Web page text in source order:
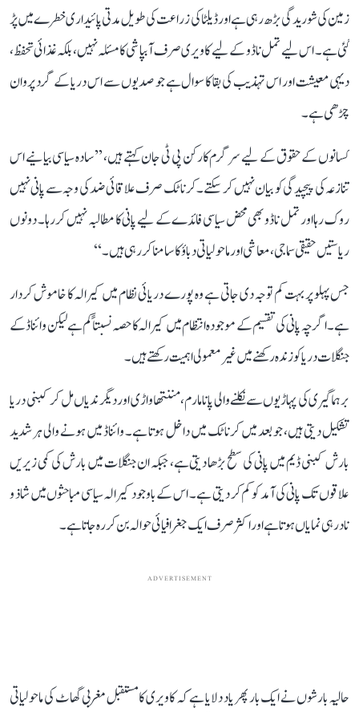
زمین کی شوریدگی بڑھ رہی ہے اور ڈیلٹا کی زراعت کی طویل مدتی پائیداری خطرے میں پڑ
گئی ہے۔ اس لیے تمل ناڈو کے لیے کاویری صرف آبپاشی کا مسئلہ نہیں، بلکہ غذائی تحفظ،
دیہی معیشت اور اس تہذیب کی بقا کا سوال ہے جو صدیوں سے اس دریا کے گرد پروان
چڑھی ہے۔
کسانوں کے حقوق کے لیے سرگرم کارکن پی ٹی جان کہتے ہیں، ’’سادہ سیاسی بیانیے اس
تنازعہ کی پیچیدگی کو بیان نہیں کر سکتے۔ کرناٹک صرف علاقائی ضد کی وجہ سے پانی نہیں
روک رہا اور تمل ناڈو بھی محض سیاسی فائدے کے لیے پانی کا مطالبہ نہیں کر رہا۔ دونوں
ریاستیں حقیقی سماجی، معاشی اور ماحولیاتی دباؤ کا سامنا کر رہی ہیں۔‘‘
جس پہلو پر بہت کم توجہ دی جاتی ہے وہ پورے دریائی نظام میں کیرالہ کا خاموش کردار
ہے۔ اگرچہ پانی کی تقسیم کے موجودہ انتظام میں کیرالہ کا حصہ نسبتاً کم ہے لیکن وائناڈ کے
جنگلات دریا کو زندہ رکھنے میں غیر معمولی اہمیت رکھتے ہیں۔
برہماگیری کی پہاڑیوں سے نکلنے والی پانامارم، مننتھاواڑی اور دیگر ندیاں مل کر کبنی دریا
تشکیل دیتی ہیں، جو بعد میں کرناٹک میں داخل ہوتا ہے۔ وائناڈ میں ہونے والی ہر شدید
بارش کبنی ڈیم میں پانی کی سطح بڑھا دیتی ہے، جبکہ ان جنگلات میں بارش کی کمی زیریں
علاقوں تک پانی کی آمد کو کم کر دیتی ہے۔ اس کے باوجود کیرالہ سیاسی مباحثوں میں شاذ و
نادر ہی نمایاں ہوتا ہے اور اکثر صرف ایک جغرافیائی حوالہ بن کر رہ جاتا ہے۔
ADVERTISEMENT
حالیہ بارشوں نے ایک بار پھر یاد دلایا ہے کہ کاویری کا مستقبل مغربی گھاٹ کی ماحولیاتی